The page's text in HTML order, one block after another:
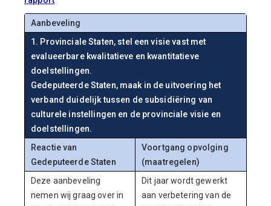
Aanbeveling
1. Provinciale Staten, stel een visie vast met
evalueerbare kwalitatieve en kwantitatieve
doelstellingen.
Gedeputeerde Staten, maak in de uitvoering het
verband duidelijk tussen de subsidiëring van
culturele instellingen en de provinciale visie en
doelstellingen.
Reactie van
Gedeputeerde Staten
Voortgang opvolging
(maatregelen)
Deze aanbeveling
nemen wij graag over in
Dit jaar wordt gewerkt
aan verbetering van de